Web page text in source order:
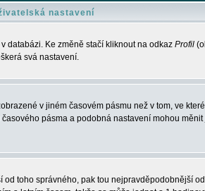
nastavení
databázi. Ke změně stačí kliknout na odkaz Profil
svá nastavení.
v jiném časovém pásmu než v tom, ve
pásma a podobná nastavení mohou
toho správného, pak tou nejpravděpodobnější